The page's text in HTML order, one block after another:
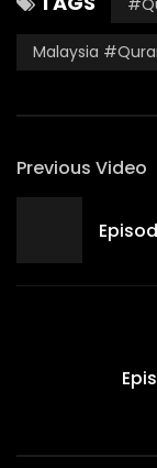
Malaysia
Previous Video